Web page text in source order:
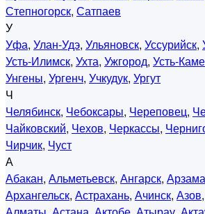
Степногорск, Сатпаев
У
Уфа, Улан-Удэ, Ульяновск, Уссурийск,
Усть-Илимск, Ухта, Ужгород, Усть-
Унгены, Ургенч, Учкудук, Ургут
Ч
Челябинск, Чебоксары, Череповец,
Чайковский, Чехов, Черкассы,
Чирчик, Чуст
А
Абакан, Альметьевск, Ангарск,
Архангельск, Астрахань, Ачинск, Азов,